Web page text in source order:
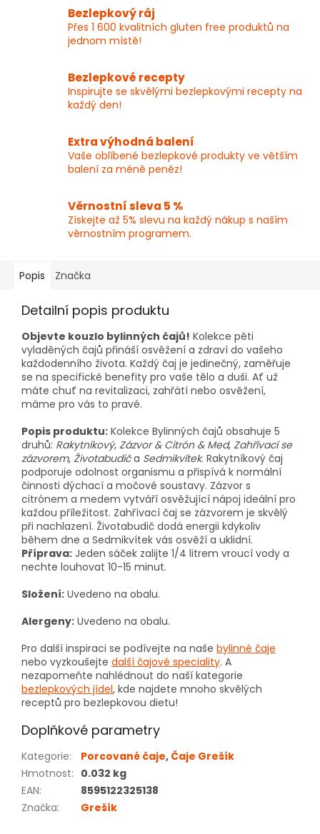
Bezlepkový ráj
Přes 1 600 kvalitních gluten free produktů na
jednom místě!
Bezlepkové recepty
Inspirujte se skvělými bezlepkovými recepty na
každý den!
Extra výhodná balení
Vaše oblíbené bezlepkové produkty ve větším
balení za méně peněz!
Věrnostní sleva 5 %
Získejte až 5% slevu na každý nákup s naším
věrnostním programem.
Popis Značka
Detailní popis produktu
Objevte kouzlo bylinných čajů! Kolekce pěti
vyladěných čajů přináší osvěžení a zdraví do vašeho
každodenního života. Každý čaj je jedinečný, zaměřuje
se na specifické benefity pro vaše tělo a duši. Ať už
máte chuť na revitalizaci, zahřátí nebo osvěžení,
máme pro vás to pravé.
Popis produktu: Kolekce Bylinných čajů obsahuje 5
druhů: Rakytníkový, Zázvor & Citrón & Med, Zahřívací se
zázvorem, Životabudiča Sedmikvítek. Rakytníkový čaj
podporuje odolnost organismu a přispívá k normální
činnosti dýchací a močové soustavy. Zázvor s
citrónem a medem vytváří osvěžující nápoj ideální pro
každou příležitost. Zahřívací čaj se zázvorem je skvělý
při nachlazení. Životabudič dodá energii kdykoliv
během dne a Sedmikvítek vás osvěží a uklidní.
Příprava: Jeden sáček zalijte 1/4 litrem vroucí vody a
nechte louhovat 10-15 minut.
Složení: Uvedeno na obalu.
Alergeny: Uvedeno na obalu.
Pro další inspiraci se podívejte na naše bylinné čaje
nebo vyzkoušejte další čajové speciality. A
nezapomeňte nahlédnout do naší kategorie
bezlepkových jídel, kde najdete mnoho skvělých
receptů pro bezlepkovou dietu!
Doplňkové parametry
Kategorie: Porcované čaje, Čaje Grešík
Hmotnost: 0.032 kg
EAN:
8595122325138
Značka: Grešík